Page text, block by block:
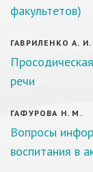
факультетов)
ГАВРИЛЕНКО А. И.
речи
ГАФУРОВА Н. М.
Вопросы
воспитания в